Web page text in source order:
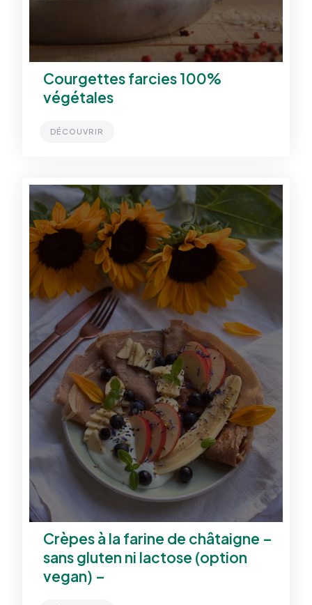
Courgettes farcies 100%
végétales
DÉCOUVRIR
Crèpes à la farine de châtaigne –
sans gluten ni lactose (option
vegan) –